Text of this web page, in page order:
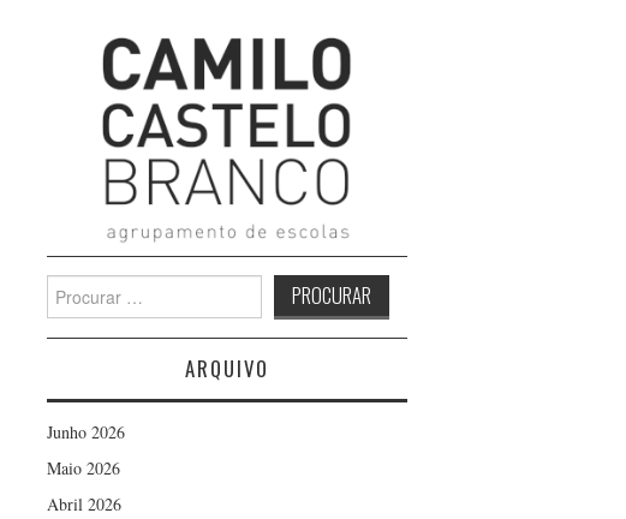
for:
ARQUIVO
Junho 2026
Maio 2026
Abril 2026